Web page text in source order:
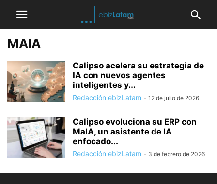
MAIA
Calipso acelera su estrategia de
IA con nuevos agentes
inteligentes y...
Redacción ebizLatam - 12 de julio de 2026
Calipso evoluciona su ERP con
MaIA, un asistente de IA
enfocado...
Redacción ebizLatam - 3 de febrero de 2026